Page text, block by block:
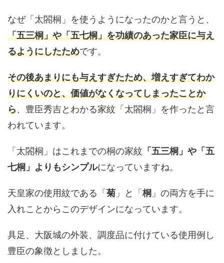
なぜ「太閤桐」を使うようになったのかと言うと、
「五三桐」や「五七桐」を功績のあった家臣に与え
るようにしたためです。
その後あまりにも与えすぎたため、増えすぎてわか
りにくいのと、価値がなくなってしまったことか
ら、豊臣秀吉とわかる家紋「太閤桐」を作ったと言
われています。
「太閤桐」はこれまでの桐の家紋 「五三桐」や「五
七桐」よりもシンプルになっていますね。
天皇家の使用紋である「 菊 」と「桐 」の両方を手に
入れことからこのデザインになっています。
具足、大阪城の外装、調度品に付けている使用例し
豊臣の象徴としました。